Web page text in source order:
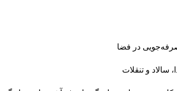
در فضا
سالاد و تنقلات